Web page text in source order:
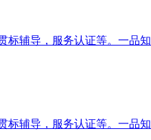
标辅导，服务认证等。一品
标辅导，服务认证等。一品